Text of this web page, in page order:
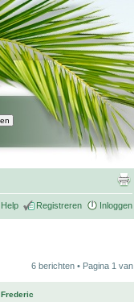
Help Registreren Inloggen
6 berichten • Pagina 1 van
Frederic